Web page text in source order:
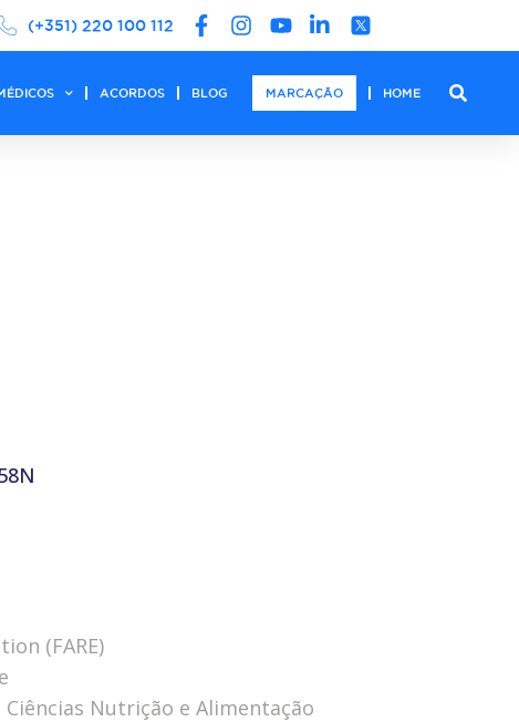
(+351) 220 100 112
ACORDOS BLOG MARCAÇÃO HOME
(FARE)
Nutrição e Alimentação